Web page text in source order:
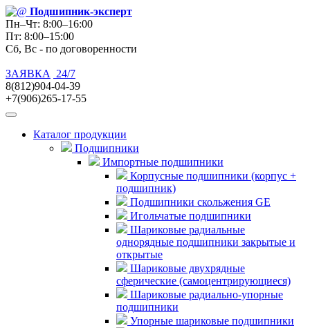
Подшипник-эксперт
Пн–Чт: 8:00–16:00
Пт: 8:00–15:00
Сб, Вс - по договоренности
ЗАЯВКА
24/7
8(812)904-04-39
+7(906)265-17-55
Каталог продукции
Подшипники
Импортные подшипники
Корпусные подшипники (корпус +
подшипник)
Подшипники скольжения GE
Игольчатые подшипники
Шариковые радиальные
однорядные подшипники закрытые и
открытые
Шариковые двухрядные
сферические (самоцентрирующиеся)
Шариковые радиально-упорные
подшипники
Упорные шариковые подшипники